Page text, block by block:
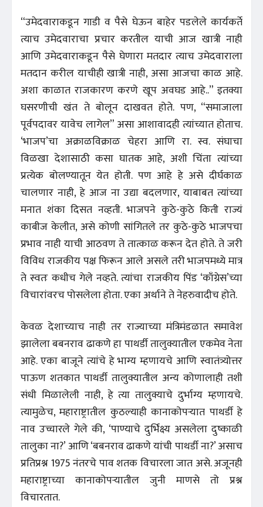
“उमेदवाराकडून गाडी व पैसे घेऊन बाहेर पडलेले कार्यकर्ते
त्याच उमेदवाराचा प्रचार करतील याची आज खात्री नाही
आणि उमेदवाराकडून पैसे घेणारा मतदार त्याच उमेदवाराला
मतदान करील याचीही खात्री नाही, असा आजचा काळ आहे.
अशा काळात राजकारण करणे खूप अवघड आहे..” इतक्या
घसरणीची खंत ते बोलून दाखवत होते. पण, “समाजाला
पूर्वपदावर यावेच लागेल” असा आशावादही त्यांच्यात होताच.
‘भाजप’चा अक्राळविक्राळ चेहरा आणि रा. स्व. संघाचा
विळखा देशासाठी कसा घातक आहे, अशी चिंता त्यांच्या
प्रत्येक बोलण्यातून येत होती. पण आहे हे असे दीर्घकाळ
चालणार नाही, हे आज ना उद्या बदलणार, याबाबत त्यांच्या
मनात शंका दिसत नव्हती. भाजपने कुठे-कुठे किती राज्यं
काबीज केलीत, असे कोणी सांगितले तर कुठे-कुठे भाजपचा
प्रभाव नाही याची आठवण ते तात्काळ करून देत होते. ते जरी
विविध राजकीय पक्ष फिरून आले असले तरी भाजपमध्ये मात्र
ते स्वतः कधीच गेले नव्हते. त्यांचा राजकीय पिंड ‘काँग्रेस’च्या
विचारांवरच पोसलेला होता. एका अर्थाने ते नेहरुवादीच होते.
केवळ देशाच्याच नाही तर राज्याच्या मंत्रिमंडळात समावेश
झालेला बबनराव ढाकणे हा पाथर्डी तालुक्यातील एकमेव नेता
आहे. एका बाजूने त्यांचे हे भाग्य म्हणायचे आणि स्वातंत्र्योत्तर
पाऊण शतकात पाथर्डी तालुक्यातील अन्य कोणालाही तशी
संधी मिळालेली नाही, हे त्या तालुक्याचे दुर्भाग्य म्हणायचे.
त्यामुळेच, महाराष्ट्रातील कुठल्याही कानाकोपऱ्यात पाथर्डी हे
नाव उच्चारले गेले की, ‘पाण्याचे दुर्भिक्ष्य असलेला दुष्काळी
तालुका ना?’ आणि ‘बबनराव ढाकणे यांची पाथर्डी ना?’ असाच
प्रतिप्रश्न 1975 नंतरचे पाव शतक विचारला जात असे. अजूनही
महाराष्ट्राच्या कानाकोपऱ्यातील जुनी माणसे तो प्रश्न
विचारतात.